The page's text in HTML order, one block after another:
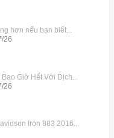
hơn nếu bạn biết...
26
Giờ Hết Với Dịch...
26
Iron 883 2016...